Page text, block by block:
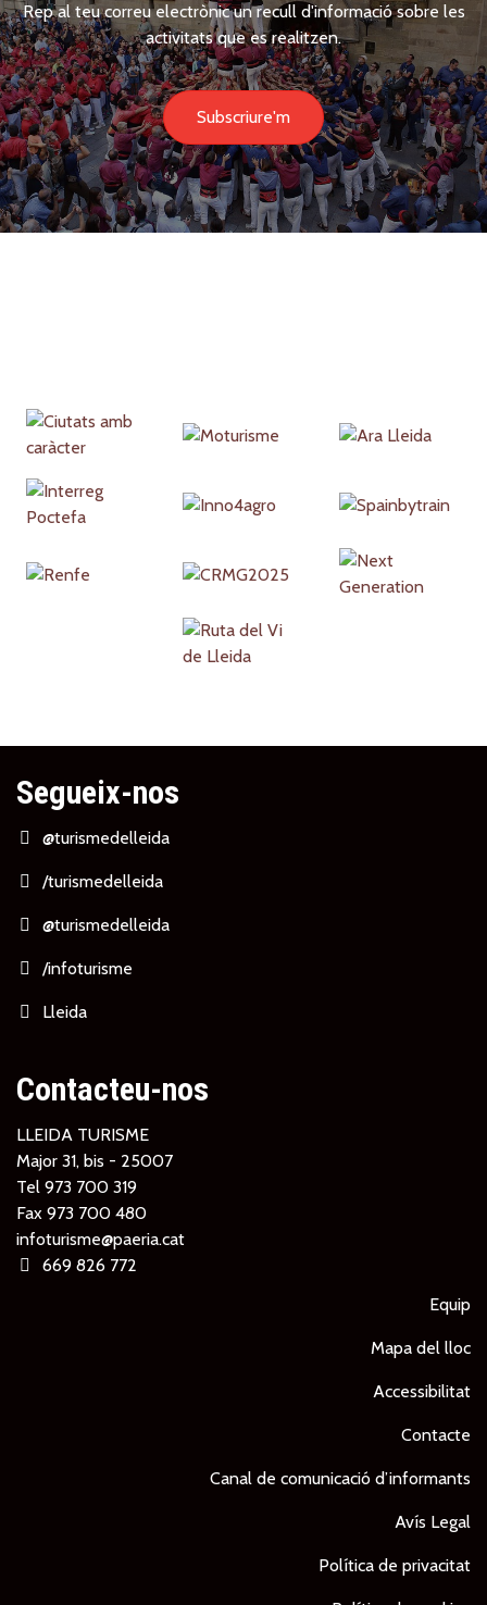
Rep al teu correu electrònic un recull d'informació sobre les
activitats que es realitzen.
Subscriure'm
Partners
Segueix-nos
@turismedelleida
/turismedelleida
@turismedelleida
/infoturisme
Lleida
Contacteu-nos
LLEIDA TURISME
Major 31, bis - 25007
Tel 973 700 319
Fax 973 700 480
infoturisme@paeria.cat
669 826 772
Equip
Mapa del lloc
Accessibilitat
Contacte
Canal de comunicació d’informants
Avís Legal
Política de privacitat